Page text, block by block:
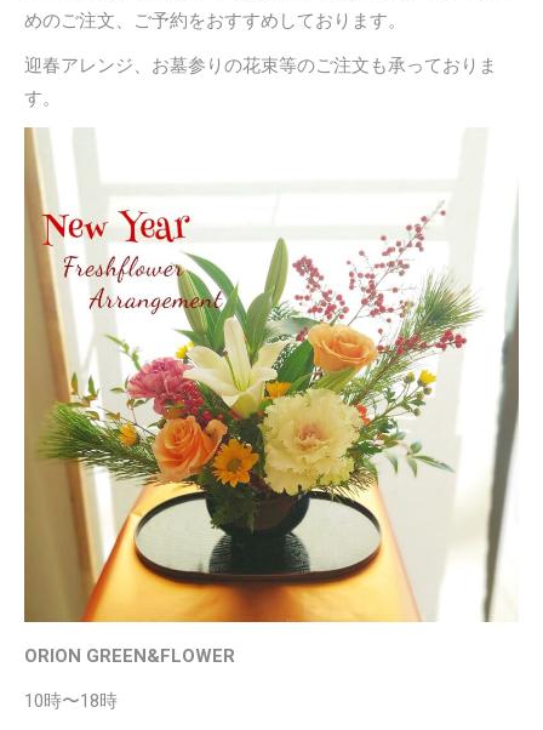
めのご注文、ご予約をおすすめしております。
迎春アレンジ、お墓参りの花束等のご注文も承っておりま
す。
ORION GREEN&FLOWER
10時〜18時